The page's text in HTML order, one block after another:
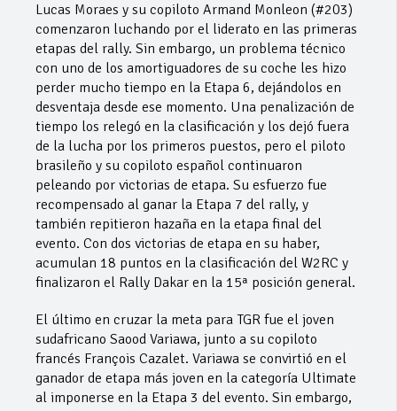
Lucas Moraes y su copiloto Armand Monleon (#203)
comenzaron luchando por el liderato en las primeras
etapas del rally. Sin embargo, un problema técnico
con uno de los amortiguadores de su coche les hizo
perder mucho tiempo en la Etapa 6, dejándolos en
desventaja desde ese momento. Una penalización de
tiempo los relegó en la clasificación y los dejó fuera
de la lucha por los primeros puestos, pero el piloto
brasileño y su copiloto español continuaron
peleando por victorias de etapa. Su esfuerzo fue
recompensado al ganar la Etapa 7 del rally, y
también repitieron hazaña en la etapa final del
evento. Con dos victorias de etapa en su haber,
acumulan 18 puntos en la clasificación del W2RC y
finalizaron el Rally Dakar en la 15ª posición general.
El último en cruzar la meta para TGR fue el joven
sudafricano Saood Variawa, junto a su copiloto
francés François Cazalet. Variawa se convirtió en el
ganador de etapa más joven en la categoría Ultimate
al imponerse en la Etapa 3 del evento. Sin embargo,